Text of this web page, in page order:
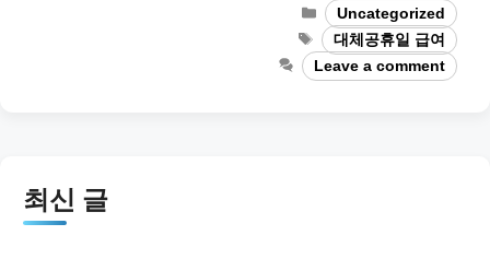
Categories
Uncategorized
Tags
대체공휴일 급여
Leave a comment
최신 글